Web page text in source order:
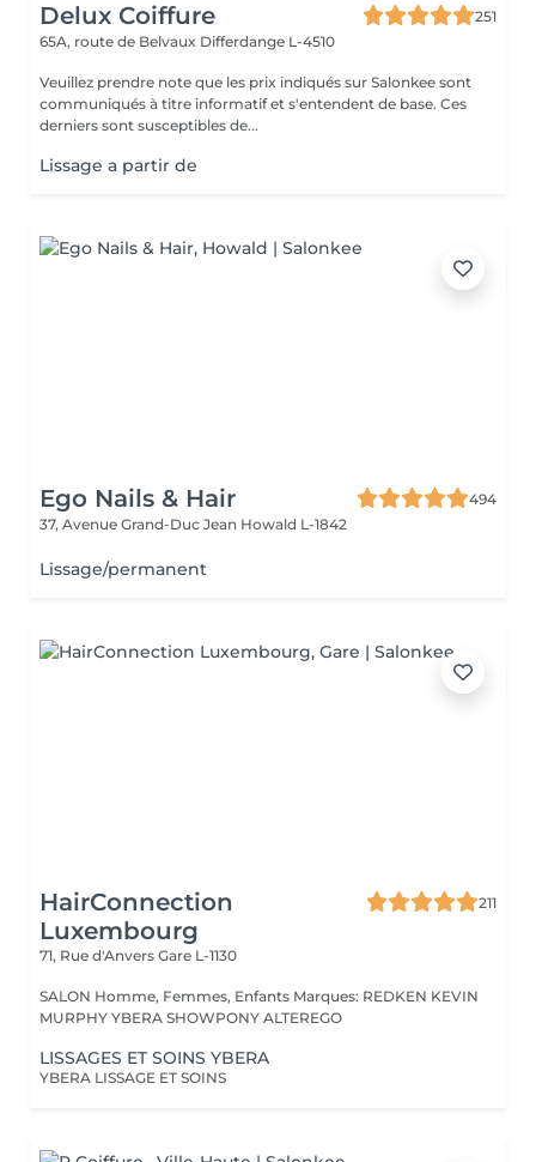
Delux Coiffure
251
65A, route de Belvaux Differdange L-4510
Veuillez prendre note que les prix indiqués sur Salonkee sont
communiqués à titre informatif et s'entendent de base. Ces
derniers sont susceptibles de...
Lissage a partir de
Ego Nails & Hair
494
37, Avenue Grand-Duc Jean Howald L-1842
Lissage/permanent
HairConnection
Luxembourg
211
71, Rue d'Anvers Gare L-1130
SALON Homme, Femmes, Enfants Marques: REDKEN KEVIN
MURPHY YBERA SHOWPONY ALTEREGO
LISSAGES ET SOINS YBERA
YBERA LISSAGE ET SOINS